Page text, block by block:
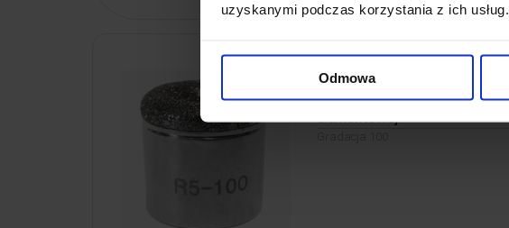
uzyskanymi podczas korzystania z ich usług.
Odmowa
Głowica do Microdermabrazji
diamentowej